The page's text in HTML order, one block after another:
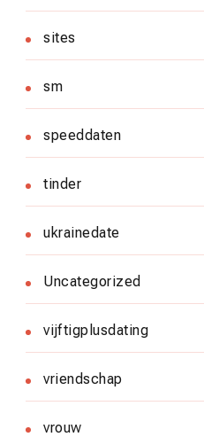
sites
sm
speeddaten
tinder
ukrainedate
Uncategorized
vijftigplusdating
vriendschap
vrouw